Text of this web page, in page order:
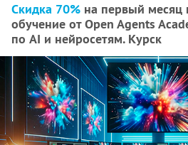
Скидка 70% на первый месяц
обучение от Open Agents
по AI и нейросетям. Курск